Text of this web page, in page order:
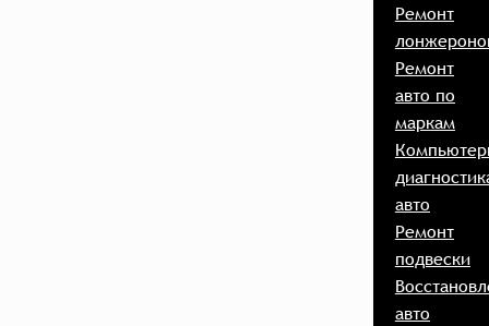
Ремонт
Ремонт
авто по
маркам
авто
Ремонт
подвески
авто